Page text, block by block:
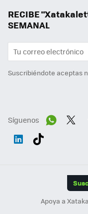
RECIBE
SEMANAL
Suscribiéndote aceptas
Síguenos
Apoya a